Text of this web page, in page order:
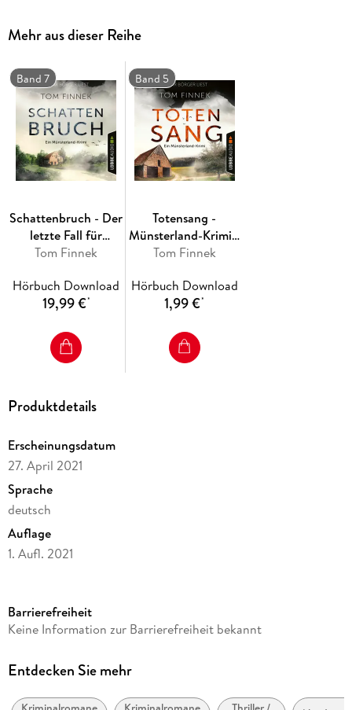
Im vierten Fall der Münsterland-Krimis machen alte Bekannte
und dunkle Geheimnisse während der Rauhnächte den
Ermittlern Tenbrink und Bertram das Leben schwer.
Mehr aus dieser Reihe
Band 7
Schattenbruch - Der
letzte Fall für
Tenbrink und
Münsterland-Krimi,
Teil 7
Tom Finnek
Hörbuch Download
19,99 €*
Band 5
Totensang -
Münsterland-Krimi -
Der fünfte Fall für
Bertram, Teil 5
Tom Finnek
Hörbuch Download
1,99 €*
Produktdetails
Erscheinungsdatum
27. April 2021
Sprache
deutsch
Auflage
1. Aufl. 2021
Dateigröße
Laufzeit
Barrierefreiheit
Keine Information zur Barrierefreiheit bekannt
Entdecken Sie mehr